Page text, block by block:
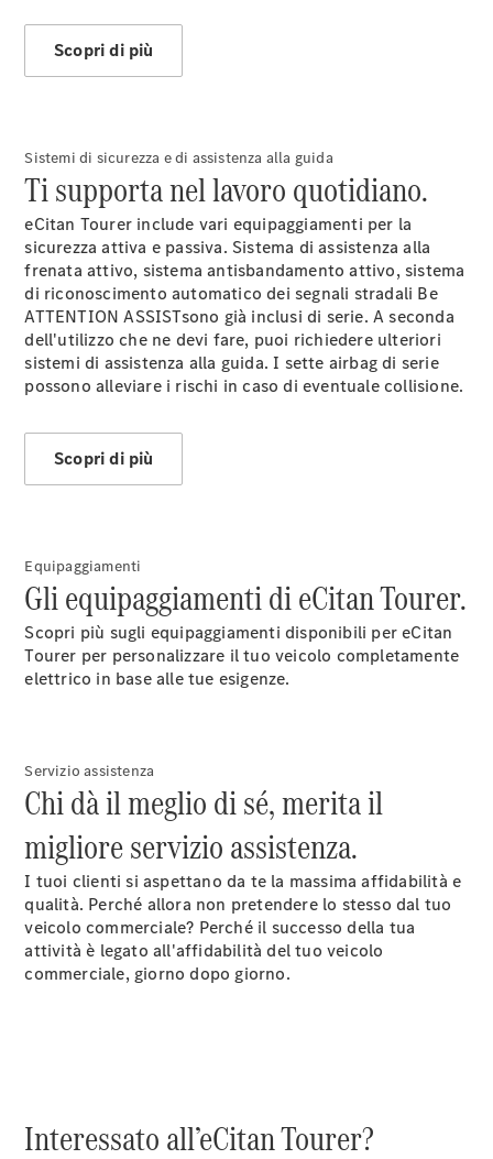
Tutti gli
eSprinter
eSprinter
Furgone
Elettrica
eSprinter
Configuratore
eVito
Tourer
Configuratore
Mercedes-
Benz Store.
Autovetture
Scopri di più
Sistemi di sicurezza e di assistenza alla guida
Ti supporta nel lavoro quotidiano.
eCitan Tourer include vari equipaggiamenti per la
sicurezza attiva e passiva. Sistema di assistenza alla
frenataattivo, sistema antisbandamentoattivo, sistema
di riconoscimento automatico dei segnali stradali Be
ATTENTIONASSISTsono già inclusi di serie. A seconda
dell'utilizzo che ne devi fare, puoi richiedere ulteriori
sistemi di assistenza alla guida. I sette airbag di serie
possono alleviare i rischi in caso di eventuale collisione.
Scopri di più
Equipaggiamenti
Gli equipaggiamenti di eCitan Tourer.
Scopri più sugli equipaggiamenti disponibili per eCitan
Tourer per personalizzare il tuo veicolo completamente
elettrico in base alle tue esigenze.
Servizio assistenza
Chi dà il meglio di sé, merita il
migliore servizio assistenza.
I tuoi clienti si aspettano da te la massima affidabilità e
qualità. Perché allora non pretendere lo stesso dal tuo
veicolo commerciale? Perché il successo della tua
attività è legato all'affidabilità del tuo veicolo
commerciale, giorno dopo giorno.
Interessato all’eCitan Tourer?